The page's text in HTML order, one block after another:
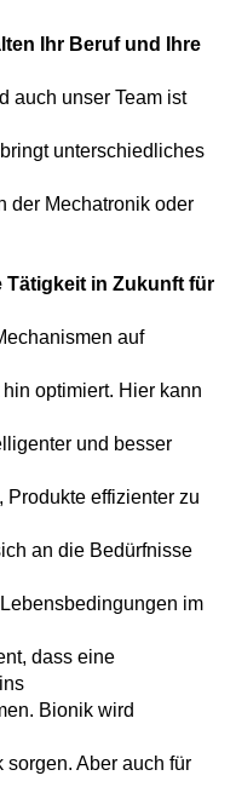
Ihr Beruf und Ihre
auch unser Team ist
unterschiedliches
der Mechatronik oder
Tätigkeit in Zukunft für
auf
optimiert. Hier kann
und besser
Produkte effizienter zu
an die Bedürfnisse
im
dass eine
Bionik wird
Aber auch für